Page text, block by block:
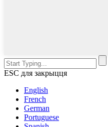
ESC для закрыцця
English
French
German
Portuguese